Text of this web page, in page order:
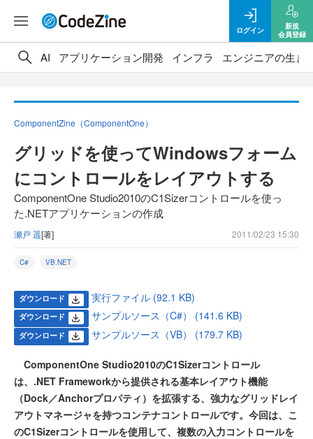
ログイン
新規
会員登録
AI アプリケーション開発 インフラ エンジニアの生き
ComponentZine（ComponentOne）
グリッドを使ってWindowsフォーム
にコントロールをレイアウトする
ComponentOne Studio2010のC1Sizerコントロールを使っ
た.NETアプリケーションの作成
瀬戸 遥[著] 2011/02/23 15:30
C# VB.NET
ダウンロード 実行ファイル (92.1 KB)
ダウンロード サンプルソース（C#） (141.6 KB)
ダウンロード サンプルソース（VB） (179.7 KB)
ComponentOne Studio2010のC1Sizerコントロール
は、.NET Frameworkから提供される基本レイアウト機能
（Dock／Anchorプロパティ）を拡張する、強力なグリッドレイ
アウトマネージャを持つコンテナコントロールです。今回は、こ
のC1Sizerコントロールを使用して、複数の入力コントロールを